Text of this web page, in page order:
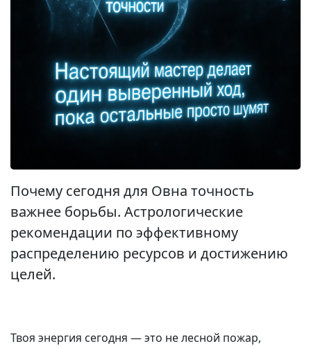
Почему сегодня для Овна точность
важнее борьбы. Астрологические
рекомендации по эффективному
распределению ресурсов и достижению
целей.
Твоя энергия сегодня — это не лесной пожар,